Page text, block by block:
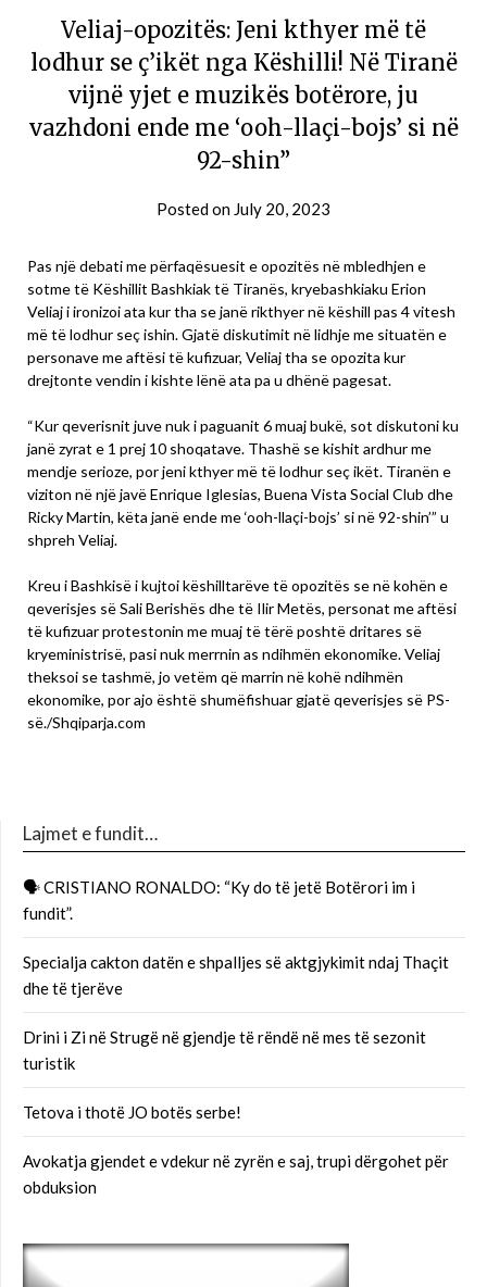
Veliaj-opozitës: Jeni kthyer më të
lodhur se ç’ikët nga Këshilli! Në Tiranë
vijnë yjet e muzikës botërore, ju
vazhdoni ende me ‘ooh-llaçi-bojs’ si në
92-shin”
Posted on July 20, 2023
Pas një debati me përfaqësuesit e opozitës në mbledhjen e
sotme të Këshillit Bashkiak të Tiranës, kryebashkiaku Erion
Veliaj i ironizoi ata kur tha se janë rikthyer në këshill pas 4 vitesh
më të lodhur seç ishin. Gjatë diskutimit në lidhje me situatën e
personave me aftësi të kufizuar, Veliaj tha se opozita kur
drejtonte vendin i kishte lënë ata pa u dhënë pagesat.
“Kur qeverisnit juve nuk i paguanit 6 muaj bukë, sot diskutoni ku
janë zyrat e 1 prej 10 shoqatave. Thashë se kishit ardhur me
mendje serioze, por jeni kthyer më të lodhur seç ikët. Tiranën e
viziton në një javë Enrique Iglesias, Buena Vista Social Club dhe
Ricky Martin, këta janë ende me ‘ooh-llaçi-bojs’ si në 92-shin’” u
shpreh Veliaj.
Kreu i Bashkisë i kujtoi këshilltarëve të opozitës se në kohën e
qeverisjes së Sali Berishës dhe të Ilir Metës, personat me aftësi
të kufizuar protestonin me muaj të tërë poshtë dritares së
kryeministrisë, pasi nuk merrnin as ndihmën ekonomike. Veliaj
theksoi se tashmë, jo vetëm që marrin në kohë ndihmën
ekonomike, por ajo është shumëfishuar gjatë qeverisjes së PS-
së./Shqiparja.com
Lajmet e fundit…
🗣 CRISTIANO RONALDO: “Ky do të jetë Botërori im i
fundit”.
Specialja cakton datën e shpalljes së aktgjykimit ndaj Thaçit
dhe të tjerëve
Drini i Zi në Strugë në gjendje të rëndë në mes të sezonit
turistik
Tetova i thotë JO botës serbe!
Avokatja gjendet e vdekur në zyrën e saj, trupi dërgohet për
obduksion